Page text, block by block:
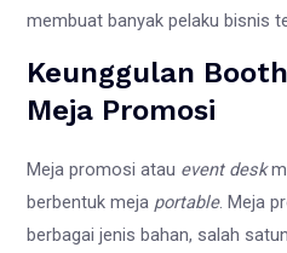
membuat banyak pelaku bisnis
Keunggulan
Meja Promosi
Meja promosi atau event desk
berbentuk meja portable. Meja
berbagai jenis bahan, salah